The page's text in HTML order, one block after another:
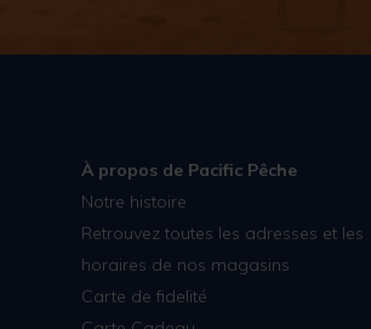
À propos de Pacific Pêche
Notre histoire
Retrouvez toutes les adresses et les
horaires de nos magasins
Carte de fidelité